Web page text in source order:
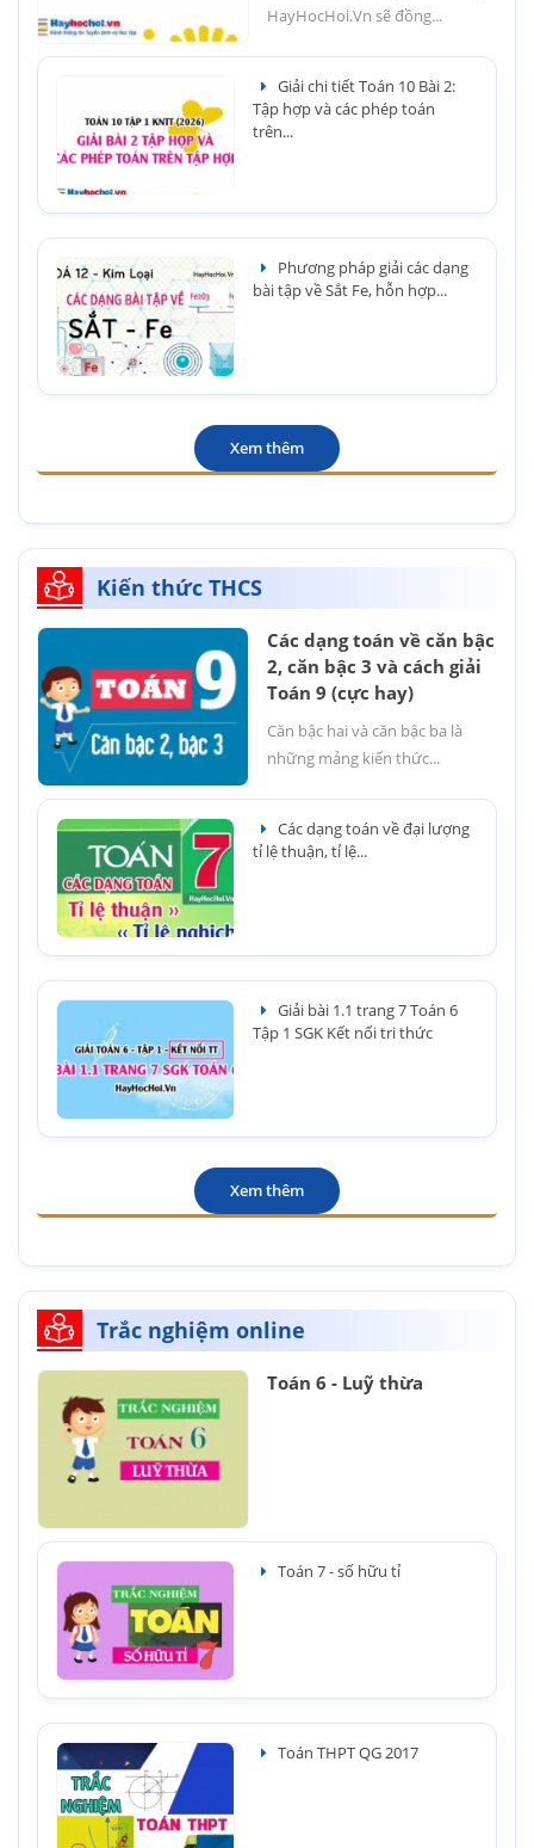
HayHocHoi.Vn sẽ đồng...
Giải chi tiết Toán 10 Bài 2:
Tập hợp và các phép toán
trên...
Phương pháp giải các dạng
bài tập về Sắt Fe, hỗn hợp...
Xem thêm
Kiến thức THCS
Các dạng toán về căn bậc
2, căn bậc 3 và cách giải
Toán 9 (cực hay)
Căn bậc hai và căn bậc ba là
những mảng kiến thức...
Các dạng toán về đại lượng
tỉ lệ thuận, tỉ lệ...
Giải bài 1.1 trang 7 Toán 6
Tập 1 SGK Kết nối tri thức
Xem thêm
Trắc nghiệm online
Toán 6 - Luỹ thừa
Toán 7 - số hữu tỉ
Toán THPT QG 2017